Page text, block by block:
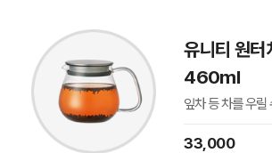
유니티 원터
460ml
잎차 등 차를 우릴
33,000